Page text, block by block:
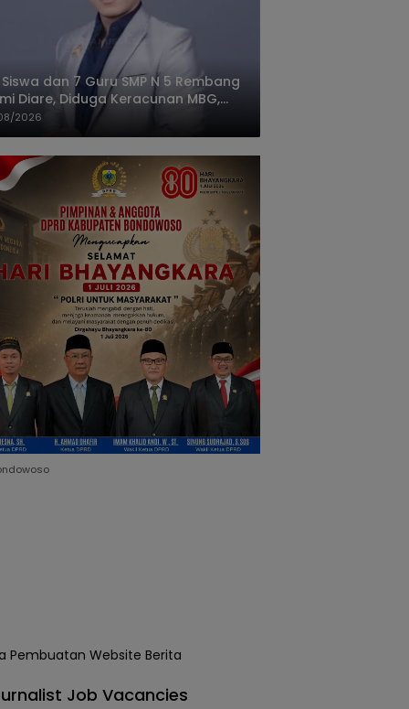
Siswa dan 7 Guru SMP N 5 Rembang
Diare, Diduga Keracunan MBG,
Harus Tanggung Jawab
2026
Job Vacancies